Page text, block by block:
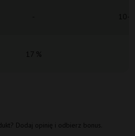
17 %
Dodaj opinię i odbierz bonus.